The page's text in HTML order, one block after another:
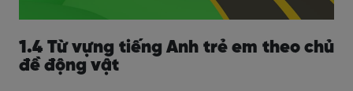
1.4 Từ vựng tiếng Anh trẻ em theo chủ
đề động vật